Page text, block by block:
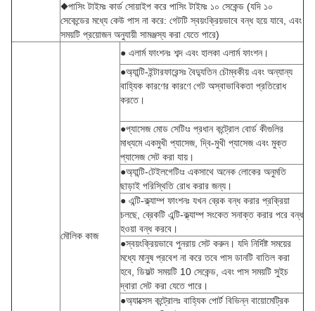
◆পাসিং টাইমঃ কার্ড সোয়াইপ করে পাসিং টাইমঃ ১০ সেকেন্ড (যদি ১০
সেকেন্ডের মধ্যে কেউ পাস না করে: গেটটি স্বয়ংক্রিয়ভাবে বন্ধ হয়ে যাবে, এবং
সময়টি প্রয়োজন অনুযায়ী সামঞ্জস্য করা যেতে পারে)
মৌলিক কাজ
● এলার্ম ফাংশনঃ শব্দ এবং হালকা এলার্ম ফাংশন।
●অ্যান্টি-ইন্টারফারেন্সঃ বৈদ্যুতিন চৌম্বকীয় এবং অন্যান্য
বাহ্যিক কারণের কারণে গেট অস্বাভাবিকতা প্রতিরোধ
করতে।
●প্যাসেজ মোড সেটিংঃ প্রধান কন্ট্রোল বোর্ড কীগুলির
মাধ্যমে একমুখী প্যাসেজ, দ্বি-মুখী প্যাসেজ এবং মুক্ত
প্যাসেজ সেট করা যায়।
●অ্যান্টি-টেইলগেটিংঃ একসাথে অনেক লোকের অনুমতি
ছাড়াই পরিস্থিতি রোধ করার জন্য।
● এন্টি-ক্ল্যাম্প ফাংশনঃ যখন ব্রেক বন্ধ করার প্রক্রিয়া
চলছে, ব্রেকটি এন্টি-ক্ল্যাম্প সংকেত সনাক্ত করার পরে বন্ধ
হওয়া বন্ধ করবে।
●স্বয়ংক্রিয়ভাবে পুনরায় সেট করুন। যদি নির্দিষ্ট সময়ের
মধ্যে মানুষ প্রবেশ না করে তবে পাস ডানটি বাতিল করা
হবে, ডিফল্ট সময়টি 10 সেকেন্ড, এবং পাস সময়টি সুইচ
দ্বারা সেট করা যেতে পারে।
●অ্যাক্সেস কন্ট্রোলঃ বাহ্যিক পোর্ট বিভিন্ন বায়োমেট্রিক